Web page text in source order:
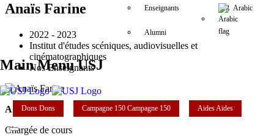
Enseignants
Alumni
Arabic
Main Menu USJ
Dons Dons Campagne 150 Campagne 150 AidesAides
Anaïs Farine
2022 - 2023
Institut d'études scéniques, audiovisuelles et
cinématographiques
Nos Enseignants
Anaïs Farine
Chargée de cours